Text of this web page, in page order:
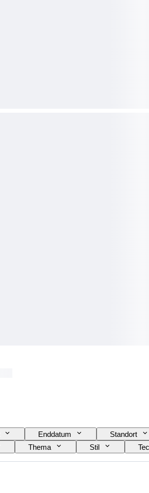
Enddatum Standort
Thema Stil
Arbeitsspeicher Verkauft von